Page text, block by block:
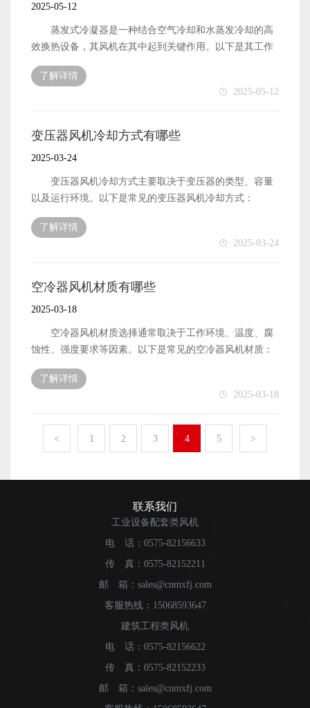
（如SCADA系统数据）优化运行。 远程监控：支持
IoT平台远程调控（如Modbus通信）。 应用：智能变
电站或数据中心变压器。 4.群控与轮换技术 原
作。 特点： 均衡磨损：延长风机整体寿命。
冗余设计：故障时自动切换备用风机。 应用：强
对流散热。 振动监测：通过振动传感器检测风机轴承
状态，预防故障。 防凝露控制：在潮湿环境中间歇运
行风机防止结露。
2025-05-12
蒸发式冷凝器是一种结合空气冷却和水蒸发冷却的高
效换热设备，其风机在其中起到关键作用。以下是其工作
原理的详细解析： 蒸发式冷凝器风机工作流程 1.
制冷剂进入盘管 2.高温高压气态制冷剂（如氨、氟利
昂）进入冷凝盘管。 3.喷淋水覆盖盘管 4.水泵将
空气流动 6.风机强制吸入环境空气，空气流经湿盘管
制冷剂的热量，使其冷凝成液态。 9.湿热空气排出
10.蒸发后的湿空气被风机排出，部分未蒸发的水滴被
挡水板回收。 蒸发式冷凝器基本组成 蒸发式冷凝
——强制通风，驱动空气流动 换热盘管（冷凝盘管）
——制冷剂或热介质在其中流动 喷淋水系统——向盘
（除水器）——防止水滴被空气带走 填料层（部分型
号）——增加空气与水的接触面积 2风机在蒸发式冷
凝器中的作用 风机是蒸发式冷凝器的核心部件之一，
主要功能包括： 强制空气流动：驱动外部空气通过换
热盘管和喷淋水膜，增强换热效果。 促进水蒸发：空
kJ/kg）带走大量热量。 调节冷却能力：通过 变频控
制 或 多速电机 调节风量，适应不同负荷需求。 常见
适合大风量需求。 离心风机：风压较高，适用于长风
道或阻力较大的系统。 变频风机：节能调节，适应变
促进水蒸发，显著提升冷凝效率，比传统风冷或水冷系统
量、耐腐蚀性和智能控制，选型时需综合考虑环境与负荷
了解详情
2025-05-12
变压器风机冷却方式有哪些
2025-03-24
变压器风机冷却方式主要取决于变压器的类型、容量
以及运行环境。以下是常见的变压器风机冷却方式：
1.自然冷却（AN） 原理：依靠空气的自然对流和辐射
散热。 特点： 无需额外设备，结构简单。
适用于小型变压器或低负载运行场景。 应用：小型配
理：通过风机强制吹风，加速空气流动以提高散热效率。
需要额外安装风机，能耗较高。 应用：中型干式变压
器、油浸式变压器。 3.油浸自冷（ONAN） 原
理：变压器油通过自然对流循环，热量通过散热片散发到
用于中小型油浸式变压器。 应用：配电变压器、小型
电力变压器。 4.油浸风冷（ONAF） 原理：在油
将变压器油的热量带走。 特点： 冷却效率高，适
杂。 应用：大型电力变压器、发电厂主变压器。
6.强迫油循环风冷（OFAF） 原理：通过油泵强制循环
变压器油，同时使用风机对散热片进行强制冷却。 特
点： 冷却效率极高，适用于大容量、高负载变压器。
能耗较高，系统复杂。 应用：大型电力变压器、
理：通过油泵强制循环变压器油，同时使用水冷却器将热
量带走。 特点： 冷却效率最高，适用于超大容量
变压器。 需要复杂的水循环系统，成本高。 应
用：特大型电力变压器、核电站变压器。 8.混合冷却
冷），根据负载情况自动切换。 特点： 灵活高
了解详情
2025-03-24
空冷器风机材质有哪些
2025-03-18
空冷器风机材质选择通常取决于工作环境、温度、腐
蚀性、强度要求等因素。以下是常见的空冷器风机材质：
1.金属材质 碳钢 优点：强度高，成本低，适
用于一般工业环境。 缺点：易生锈，耐腐蚀性较差。
不锈钢 优点：耐腐蚀性强，适用于潮湿、腐蚀性
更强）。 铝合金 优点：重量轻，耐腐蚀性较好，
适用于轻量化设计。 缺点：强度较低，不适合高温高
适用于极端环境（如化工、海洋环境）。 缺点：成本
高。 2.非金属材质 玻璃钢（FRP） 优点：耐
腐蚀性强，重量轻，适用于化工、海洋等腐蚀性环境。
优点：耐酸碱腐蚀，成本低，适用于化工行业。 缺
点：耐温性较差，强度低。 聚氯乙烯（PVC） 优
点：耐腐蚀，成本低，适用于轻度腐蚀环境。 缺点：
强度低，耐温性差。 3.复合材料 碳纤维复合材料
机。 缺点：成本极高。 陶瓷涂层 优点：耐
高温、耐腐蚀、耐磨，适用于高温环境。 缺点：脆性
大，易碎裂。 4.特殊涂层处理 镀锌处理 适
用于碳钢材质，提高耐腐蚀性。 环氧涂层 适用于
了解详情
2025-03-18
< 1 2 3 4 5 >
联系我们
工业设备配套类风机
电 话：0575-82156633
传 真：0575-82152211
邮 箱：sales@cnmxfj.com
客服热线：15068593647
建筑工程类风机
电 话：0575-82156622
传 真：0575-82152233
邮 箱：sales@cnmxfj.com